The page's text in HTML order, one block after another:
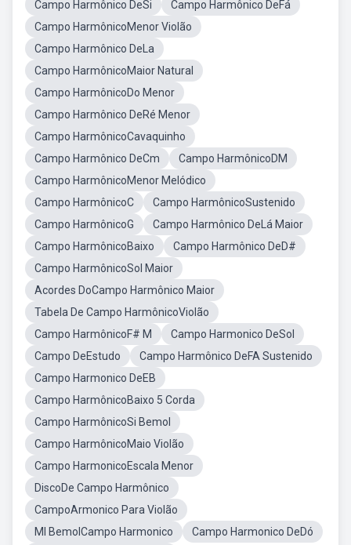
Campo Harmônico DeSi
Campo Harmônico DeFá
Campo HarmônicoMenor Violão
Campo Harmônico DeLa
Campo HarmônicoMaior Natural
Campo HarmônicoDo Menor
Campo Harmônico DeRé Menor
Campo HarmônicoCavaquinho
Campo Harmônico DeCm
Campo HarmônicoDM
Campo HarmônicoMenor Melódico
Campo HarmônicoC
Campo HarmônicoSustenido
Campo HarmônicoG
Campo Harmônico DeLá Maior
Campo HarmônicoBaixo
Campo Harmônico DeD#
Campo HarmônicoSol Maior
Acordes DoCampo Harmônico Maior
Tabela De Campo HarmônicoViolão
Campo HarmônicoF# M
Campo Harmonico DeSol
Campo DeEstudo
Campo Harmônico DeFA Sustenido
Campo Harmonico DeEB
Campo HarmônicoBaixo 5 Corda
Campo HarmônicoSi Bemol
Campo HarmônicoMaio Violão
Campo HarmonicoEscala Menor
DiscoDe Campo Harmônico
CampoArmonico Para Violão
MI BemolCampo Harmonico
Campo Harmonico DeDó